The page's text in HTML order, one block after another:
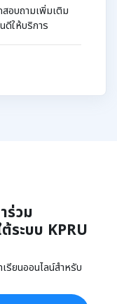
อบถามเพิ่มเติม
ให้บริการ
ร่วม
ระบบ KPRU
รียนออนไลน์สำหรับ